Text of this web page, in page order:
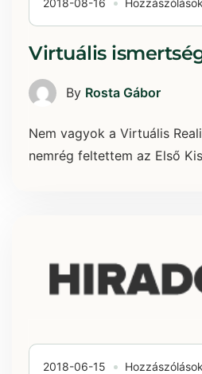
Virtuális
By Rosta Gábor
Nem vagyok a Virtuális
nemrég feltettem az Első
2018-06-15